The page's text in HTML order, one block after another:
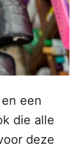
een
die alle
deze